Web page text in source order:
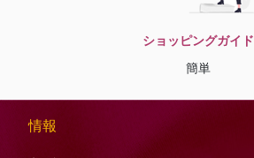
ショッピングガイド
簡単
情報